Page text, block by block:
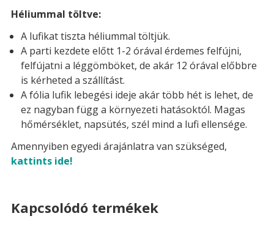
Héliummal töltve:
A lufikat tiszta héliummal töltjük.
A parti kezdete előtt 1-2 órával érdemes felfújni,
felfújatni a léggömböket, de akár 12 órával előbbre
is kérheted a szállítást.
A fólia lufik lebegési ideje akár több hét is lehet, de
ez nagyban függ a környezeti hatásoktól. Magas
hőmérséklet, napsütés, szél mind a lufi ellensége.
Amennyiben egyedi árajánlatra van szükséged,
kattints ide!
Kapcsolódó termékek